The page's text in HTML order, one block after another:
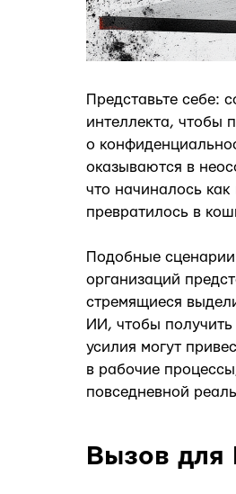
Представьте себе:
интеллекта, чтобы
о
оказываются в
что начиналось
превратилось в
Подобные
организаций
стремящиеся
ИИ, чтобы
усилия могут
в рабочие
повседневной
Вызов для